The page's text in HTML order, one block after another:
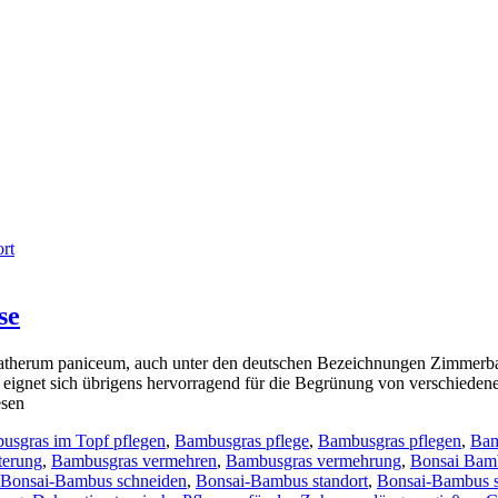
paniceum, auch unter den deutschen Bezeichnungen
sich übrigens hervorragend für die Begrünung von
im Topf pflegen, Bambusgras pflege, Bambusgras pflegen,
, Bambusgras vermehren, Bambusgras vermehrung, Bonsai
Bonsai-Bambus schneiden, Bonsai-Bambus standort, Bonsai-Bambus